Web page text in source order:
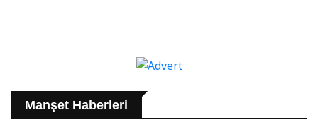
Manşet Haberleri